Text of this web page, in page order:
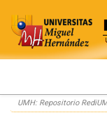
Skip
navigation
UMH: Repositorio